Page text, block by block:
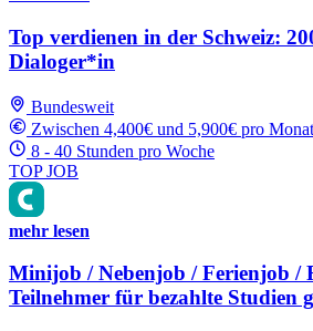
Top verdienen in der Schweiz:
Dialoger*in
Bundesweit
Zwischen 4,400€ und 5,900€ pro Monat
8 - 40 Stunden pro Woche
TOP JOB
mehr lesen
Minijob / Nebenjob / Ferienjob /
Teilnehmer für bezahlte Studien